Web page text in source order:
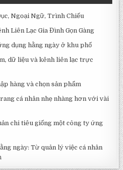
Ngoại Ngữ, Trình Chiếu
Liên Lạc Gia Đình Gọn Gàng
dụng hằng ngày ở khu phố
dữ liệu và kênh liên lạc trực
hàng và chọn sản phẩm
cá nhân nhẹ nhàng hơn với vài
chi tiêu giống một công ty ứng
ngày: Từ quản lý việc cá nhân